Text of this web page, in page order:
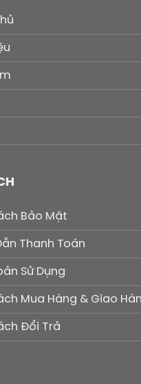
Bảo Mật
Thanh Toán
Sử Dụng
Mua Hàng & Giao
Đổi Trả